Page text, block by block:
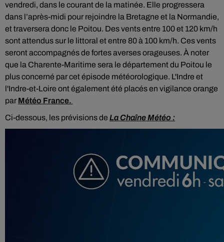
vendredi, dans le courant de la matinée. Elle progressera
dans l’après-midi pour rejoindre la Bretagne et la Normandie,
et traversera donc le Poitou. Des vents entre 100 et 120 km/h
sont attendus sur le littoral et entre 80 à 100 km/h. Ces vents
seront accompagnés de fortes averses orageuses. À noter
que la Charente-Maritime sera le département du Poitou le
plus concerné par cet épisode météorologique. L'Indre et
l'Indre-et-Loire ont également été placés en vigilance orange
par Météo France.
Ci-dessous, les prévisions de La Chaîne Météo :